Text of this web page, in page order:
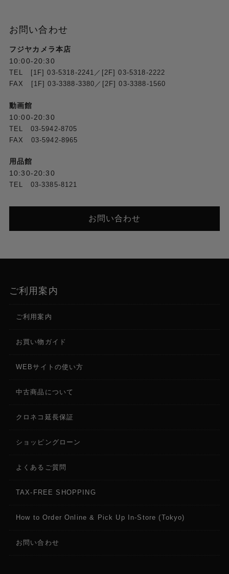
お問い合わせ
フジヤカメラ本店
10:00-20:30
TEL [1F] 03-5318-2241／[2F] 03-5318-2222
FAX [1F] 03-3388-3380／[2F] 03-3388-1560
動画館
10:00-20:30
TEL 03-5942-8705
FAX 03-5942-8965
用品館
10:30-20:30
TEL 03-3385-8121
お問い合わせ
ご利用案内
ご利用案内
お買い物ガイド
WEBサイトの使い方
中古商品について
クロネコ延長保証
ショッピングローン
よくあるご質問
TAX-FREE SHOPPING
How to Order Online & Pick Up In-Store (Tokyo)
お問い合わせ